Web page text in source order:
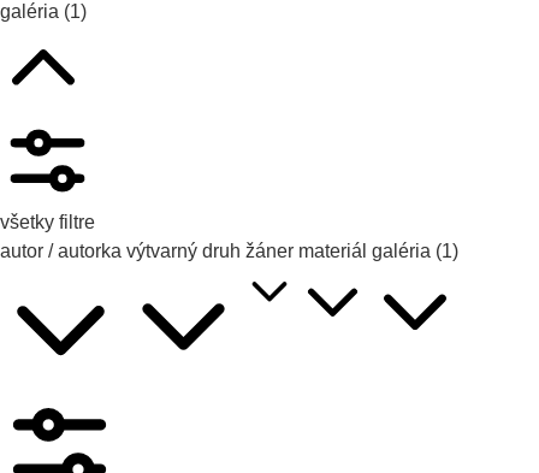
galéria (1)
všetky filtre
autor / autorka výtvarný druh žáner materiál galéria (1)